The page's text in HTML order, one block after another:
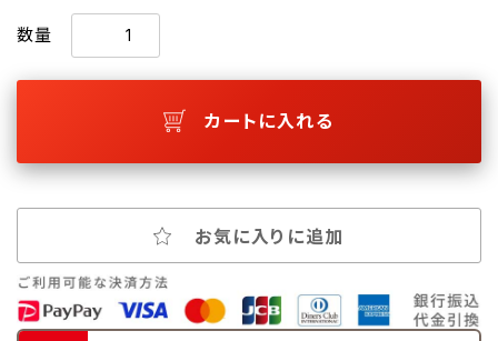
数量
カートに入れる
お気に入りに追加